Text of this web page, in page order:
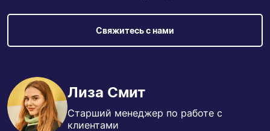
Свяжитесь с нами
Лиза Смит
Старший менеджер по работе с
клиентами